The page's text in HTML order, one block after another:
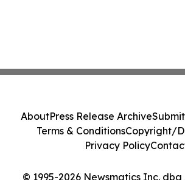
© 1995-2026 Newsmatics Inc.
AboutPress Release Archive
Terms & ConditionsCopyright/
Privacy Policy